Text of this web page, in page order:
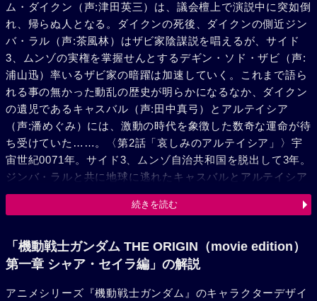
ム・ダイクン（声:津田英三）は、議会檀上で演説中に突如倒
れ、帰らぬ人となる。ダイクンの死後、ダイクンの側近ジン
バ・ラル（声:茶風林）はザビ家陰謀説を唱えるが、サイド
3、ムンゾの実権を掌握せんとするデギン・ソド・ザビ（声:
浦山迅）率いるザビ家の暗躍は加速していく。これまで語ら
れる事の無かった動乱の歴史が明らかになるなか、ダイクン
の遺児であるキャスバル（声:田中真弓）とアルテイシア
（声:潘めぐみ）には、激動の時代を象徴した数奇な運命が待
ち受けていた……。〈第2話「哀しみのアルテイシア」〉宇
宙世紀0071年。サイド3、ムンゾ自治共和国を脱出して3年。
ジンバ・ラルと共に地球に逃れたキャスバルとアルテイシア
の兄妹はテアボロ・マス家に身を寄せ、エドワウとセイラと
いう名で平穏に暮らしていた。だが彼らを追うザビ家の魔の
和国と国名を変え、ザビ家が実権を掌握、支配体制を固めつ
つある一方、地球連邦軍に対抗するための新兵器、モビルワ
続きを読む
「機動戦士ガンダム THE ORIGIN（movie edition）
第一章 シャア・セイラ編」の解説
アニメシリーズ『機動戦士ガンダム』のキャラクターデザイ